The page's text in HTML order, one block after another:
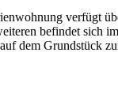
verfügt
befindet sich
dem Grundstück